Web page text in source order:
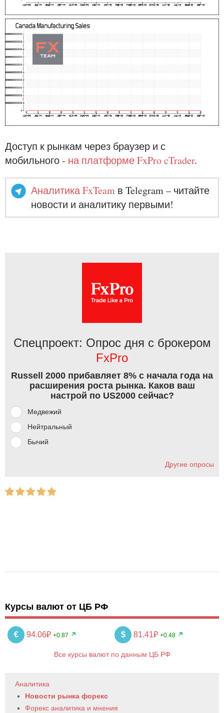
Доступ к рынкам через браузер и с
мобильного - на платформе FxPro cTrader.
Аналитика FxTeam в Telegram – читайте
новости и аналитику первыми!
Спецпроект: Опрос дня с брокером
FxPro
Russell 2000 прибавляет 8% с начала года на
расширения роста рынка. Каков ваш
настрой по US2000 сейчас?
Медвежий
Нейтральный
Бычий
Другие опросы
Курсы валют от ЦБ РФ
€ 94.06₽ +0.87 $ 81.41₽ +0.48
Все курсы валют по данным ЦБ РФ
Аналитика
Новости рынка форекс
Форекс аналитика и мнения